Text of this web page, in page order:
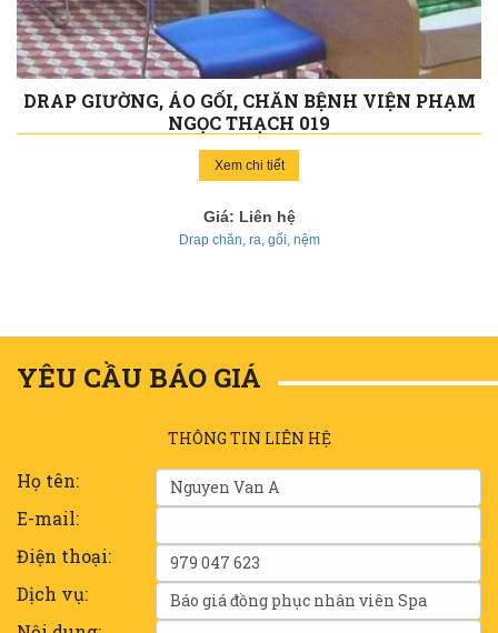
DRAP GIƯỜNG, ÁO GỐI, CHĂN BỆNH VIỆN PHẠM
NGỌC THẠCH 019
Xem chi tiết
Giá: Liên hệ
Drap chăn, ra, gối, nệm
YÊU CẦU BÁO GIÁ
THÔNG TIN LIÊN HỆ
Họ tên:
E-mail:
Điện thoại:
Dịch vụ: